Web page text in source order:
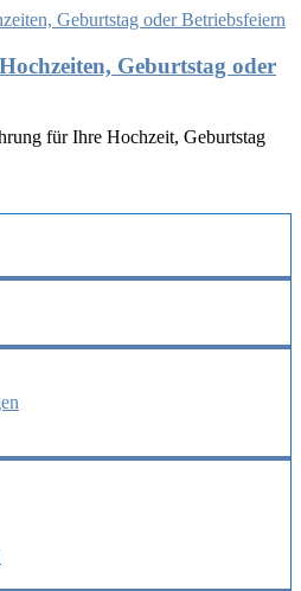
Geburtstag oder
für Ihre Hochzeit, Geburtstag